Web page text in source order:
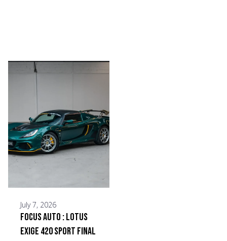
July 7, 2026
Focus Auto : Lotus
Exige 420 Sport Final